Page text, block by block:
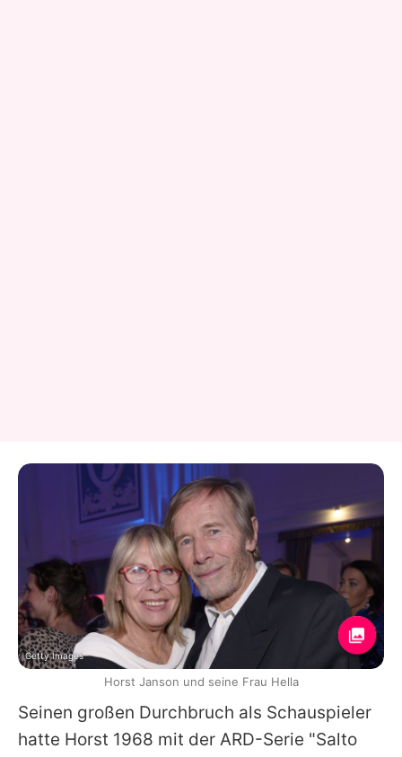
Seinen großen Durchbruch als Schauspieler
hatte Horst 1968 mit der ARD-Serie "Salto
Getty Images
Horst Janson und seine Frau Hella